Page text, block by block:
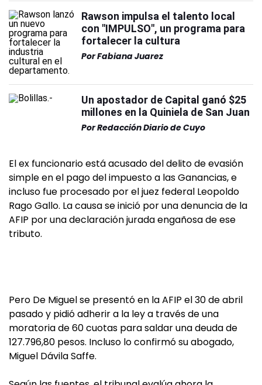
Rawson impulsa el talento local
con "IMPULSO", un programa para
fortalecer la cultura
PorFabiana Juarez
Un apostador de Capital ganó $25
millones en la Quiniela de San Juan
PorRedacción Diario de Cuyo
El ex funcionario está acusado del delito de evasión
simple en el pago del impuesto a las Ganancias, e
incluso fue procesado por el juez federal Leopoldo
Rago Gallo. La causa se inició por una denuncia de la
AFIP por una declaración jurada engañosa de ese
tributo.
Pero De Miguel se presentó en la AFIP el 30 de abril
pasado y pidió adherir a la ley a través de una
moratoria de 60 cuotas para saldar una deuda de
127.796,80 pesos. Incluso lo confirmó su abogado,
Miguel Dávila Saffe.